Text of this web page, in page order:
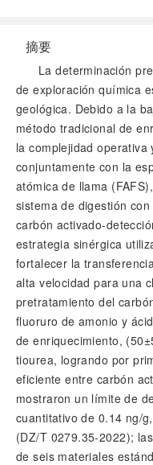
摘要
La determinación
de exploración química
geológica. Debido a la
método tradicional de
la complejidad
conjuntamente con la
atómica de llama
sistema de digestión
carbón activado-
estrategia sinérgica
fortalecer la
alta velocidad para una
pretratamiento del
fluoruro de amonio y
de enriquecimiento,
tiourea, logrando por
eficiente entre carbón
mostraron un límite de
cuantitativo de 0.14 ng/
(DZ/T 0279.35-2022);
de seis materiales